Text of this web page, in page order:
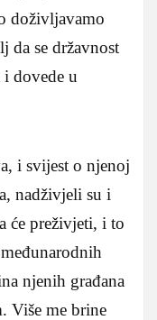
doživljavamo
da se državnost
dovede u
i svijest o njenoj
nadživjeli su i
će preživjeti, i to
njenih građana
Više me brine